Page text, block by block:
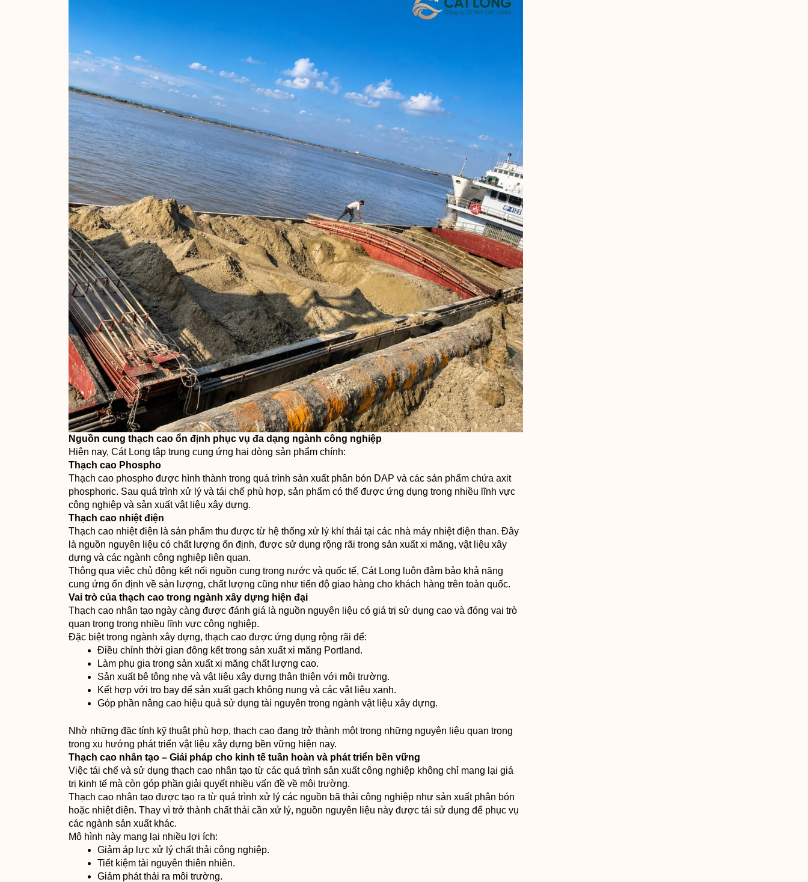
Nguồn cung thạch cao ổn định phục vụ đa dạng ngành công nghiệp
Hiện nay, Cát Long tập trung cung ứng hai dòng sản phẩm chính:
Thạch cao Phospho
Thạch cao phospho được hình thành trong quá trình sản xuất phân bón DAP và các sản phẩm chứa axit
phosphoric. Sau quá trình xử lý và tái chế phù hợp, sản phẩm có thể được ứng dụng trong nhiều lĩnh vực
công nghiệp và sản xuất vật liệu xây dựng.
Thạch cao nhiệt điện
Thạch cao nhiệt điện là sản phẩm thu được từ hệ thống xử lý khí thải tại các nhà máy nhiệt điện than. Đây
là nguồn nguyên liệu có chất lượng ổn định, được sử dụng rộng rãi trong sản xuất xi măng, vật liệu xây
dựng và các ngành công nghiệp liên quan.
Thông qua việc chủ động kết nối nguồn cung trong nước và quốc tế, Cát Long luôn đảm bảo khả năng
cung ứng ổn định về sản lượng, chất lượng cũng như tiến độ giao hàng cho khách hàng trên toàn quốc.
Vai trò của thạch cao trong ngành xây dựng hiện đại
Thạch cao nhân tạo ngày càng được đánh giá là nguồn nguyên liệu có giá trị sử dụng cao và đóng vai trò
quan trọng trong nhiều lĩnh vực công nghiệp.
Đặc biệt trong ngành xây dựng, thạch cao được ứng dụng rộng rãi để:
Điều chỉnh thời gian đông kết trong sản xuất xi măng Portland.
Làm phụ gia trong sản xuất xi măng chất lượng cao.
Sản xuất bê tông nhẹ và vật liệu xây dựng thân thiện với môi trường.
Kết hợp với tro bay để sản xuất gạch không nung và các vật liệu xanh.
Góp phần nâng cao hiệu quả sử dụng tài nguyên trong ngành vật liệu xây dựng.
Nhờ những đặc tính kỹ thuật phù hợp, thạch cao đang trở thành một trong những nguyên liệu quan trọng
trong xu hướng phát triển vật liệu xây dựng bền vững hiện nay.
Thạch cao nhân tạo – Giải pháp cho kinh tế tuần hoàn và phát triển bền vững
Việc tái chế và sử dụng thạch cao nhân tạo từ các quá trình sản xuất công nghiệp không chỉ mang lại giá
trị kinh tế mà còn góp phần giải quyết nhiều vấn đề về môi trường.
Thạch cao nhân tạo được tạo ra từ quá trình xử lý các nguồn bã thải công nghiệp như sản xuất phân bón
hoặc nhiệt điện. Thay vì trở thành chất thải cần xử lý, nguồn nguyên liệu này được tái sử dụng để phục vụ
các ngành sản xuất khác.
Mô hình này mang lại nhiều lợi ích:
Giảm áp lực xử lý chất thải công nghiệp.
Tiết kiệm tài nguyên thiên nhiên.
Giảm phát thải ra môi trường.